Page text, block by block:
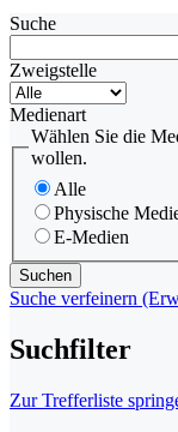
Suche
Zweigstelle
Medienart
Wählen Sie die
wollen.
Alle
Physische
E-Medien
Suche verfeinern
Suchfilter
Zur Trefferliste